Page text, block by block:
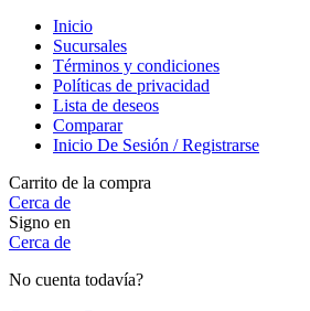
Inicio
Sucursales
Términos y condiciones
Políticas de privacidad
Lista de deseos
Comparar
Inicio De Sesión / Registrarse
Carrito de la compra
Cerca de
Signo en
Cerca de
No cuenta todavía?